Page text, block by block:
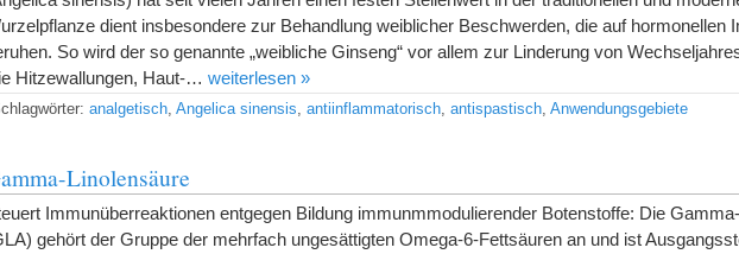
dient insbesondere zur Behandlung weiblicher Beschwerden, die auf hormonellen
So wird der so genannte „weibliche Ginseng“ vor allem zur Linderung von
Hitzewallungen, Haut-… weiterlesen »
analgetisch, Angelica sinensis, antiinflammatorisch, antispastisch, Anwendungsgebiete
Linolensäure
Immunüberreaktionen entgegen Bildung immunmmodulierender Botenstoffe: Die
gehört der Gruppe der mehrfach ungesättigten Omega-6-Fettsäuren an und ist